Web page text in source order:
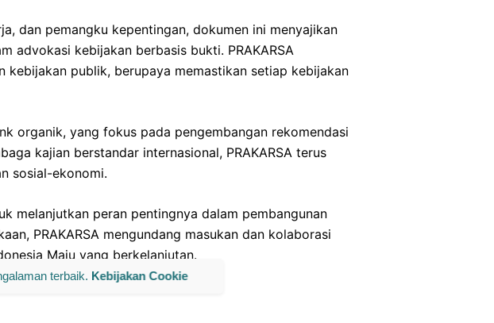
dan pemangku kepentingan, dokumen ini menyajikan
advokasi kebijakan berbasis bukti. PRAKARSA
kebijakan publik, berupaya memastikan setiap kebijakan
organik, yang fokus pada pengembangan rekomendasi
kajian berstandar internasional, PRAKARSA terus
sosial-ekonomi.
melanjutkan peran pentingnya dalam pembangunan
PRAKARSA mengundang masukan dan kolaborasi
Maju yang berkelanjutan.
terbaik. Kebijakan Cookie